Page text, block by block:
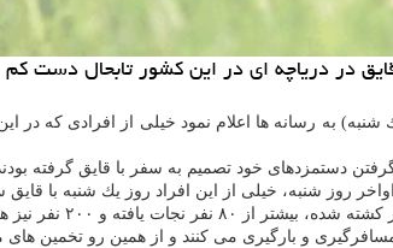
دست كم 30 نفر كشته و 200 نفر دیگر نیز مفقود شده اند.
به رسانه ها اعلام نمود خیلی از افرادی كه در
دستمزدهای خود تصمیم به سفر با قایق گرفته
روز شنبه، خیلی از این افراد روز یك شنبه با قایق
و بارگیری می كنند و از همین رو تخمین